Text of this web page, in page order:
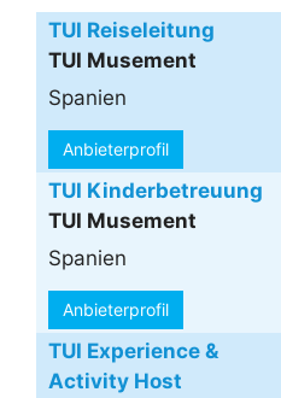
TUI Reiseleitung
TUI Musement
Spanien
Anbieterprofil
TUI Kinderbetreuung
TUI Musement
Spanien
Anbieterprofil
TUI Experience &
Activity Host